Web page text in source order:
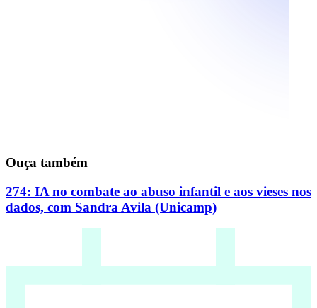
Ouça também
274: IA no combate ao abuso infantil e aos vieses nos
dados, com Sandra Avila (Unicamp)